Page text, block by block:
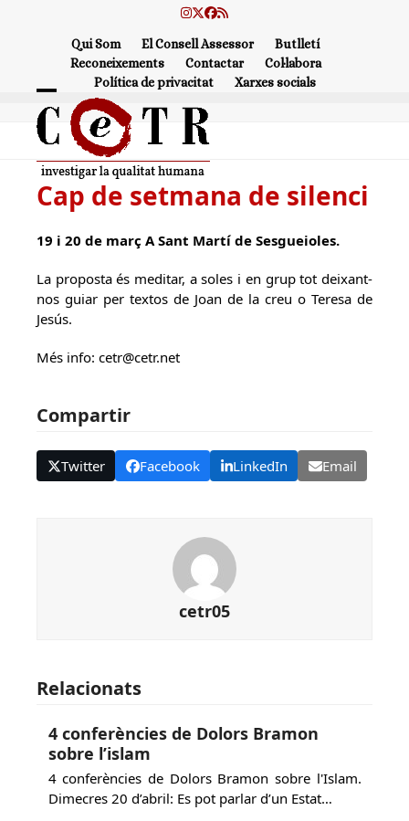
Instagram
Twitter
Facebook
RSS
Qui Som El Consell Assessor
Butlletí
Reconeixements
Contactar
Col·labora
Política de privacitat
Xarxes socials
Open
mobile
menu
Close
mobile
menu
Cap de setmana de silenci
19 i 20 de març A Sant Martí de Sesgueioles.
La proposta és meditar, a soles i en grup tot deixant-
nos guiar per textos de Joan de la creu o Teresa de
Jesús.
Més info: cetr@cetr.net
Compartir
Twitter Facebook LinkedIn Email
cetr05
Relacionats
4 conferències de Dolors Bramon
sobre l’islam
4 conferències de Dolors Bramon sobre l'Islam.
Dimecres 20 d’abril: Es pot parlar d’un Estat…